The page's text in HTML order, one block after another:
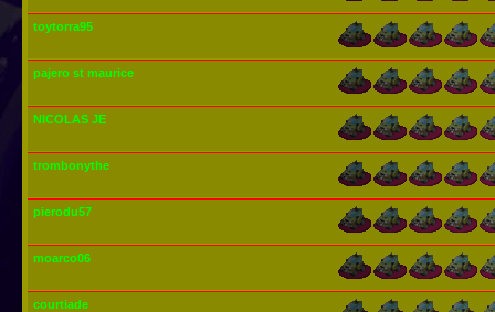
toytorra95
pajero st maurice
NICOLAS JE
trombonythe
pierodu57
moarco06
courtiade